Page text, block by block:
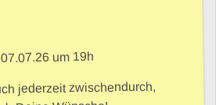
um 19h
jederzeit zwischendurch,